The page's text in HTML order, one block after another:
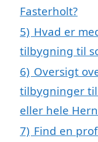
Fasterholt?
5) Hvad er
tilbygning til
6) Oversigt
tilbygninger
eller hele
7) Find en